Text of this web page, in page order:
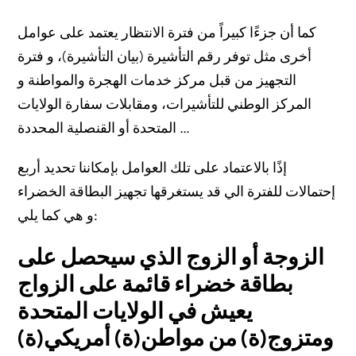
Work Eligibility While Waiting
Delays and What You Can Do
What if the beneficiary spouse entered the U.S. legally but
What if the beneficiary entered the U.S. without
inspection?​
Same-Sex Marriage Green Card
Path to Citizenship
FAQs on How Long it Takes to Get Marriage Green Card
كما أن جزءًا كبيراً من فترة الانتظار يعتمد على عوامل
أخرى مثل توفر رقم التأشيرة (بيان التأشيرة)، و فترة
التجهيز من قبل مركز خدمات الهجرة والمواطنة و
المركز الوطني للتأشيرات، ومقابلات سفارة الولايات
المتحدة أو القنصلية المحددة …
إذًا بالاعتماد على تلك العوامل بإمكاننا تحديد أربع
إحتمالات للفترة الي قد يستغرقها تجهيز البطاقة الخضراء
و هي كما يلي:
الزوجة أو الزوج الذي سيحصل على
بطاقة خضراء قائمة على الزواج
يعيش في الولايات المتحدة
ومتزوج(ة) من مواطن(ة) أمريكي(ة)